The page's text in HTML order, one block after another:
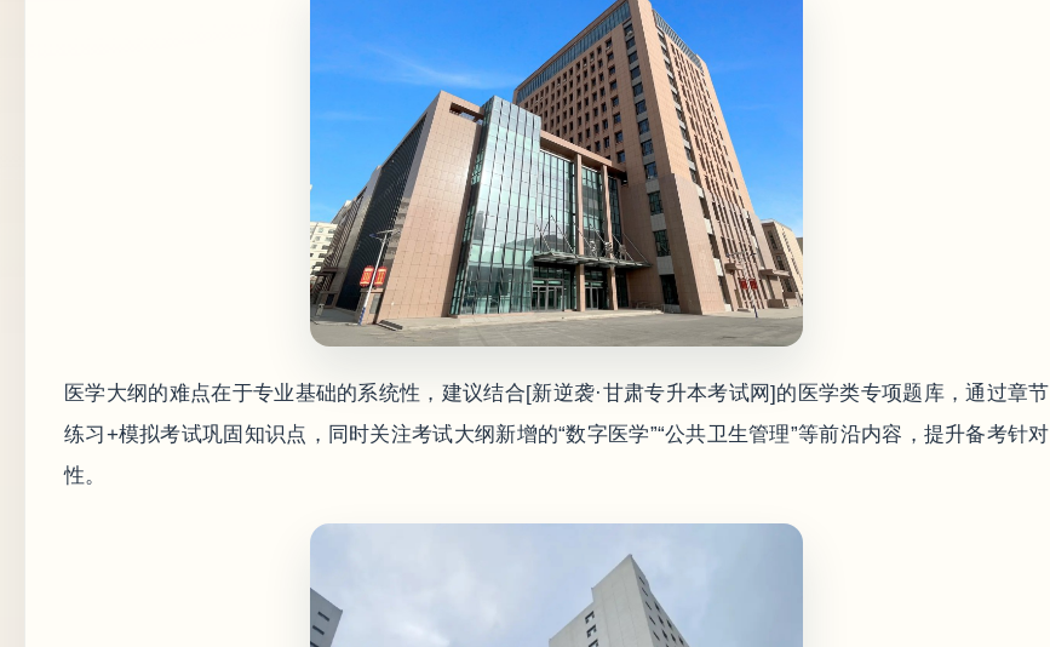
医学大纲的难点在于专业基础的系统性，建议结合[新逆袭·甘肃专升本考试网]的医学类专项题库，通过章节
练习+模拟考试巩固知识点，同时关注考试大纲新增的“数字医学”“公共卫生管理”等前沿内容，提升备考针对
性。